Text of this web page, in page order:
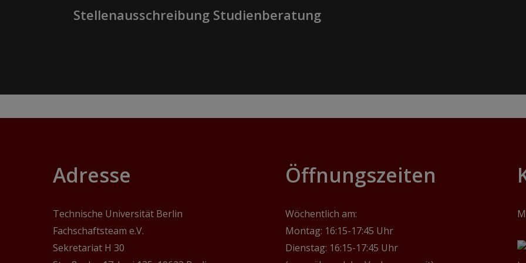
Stellenausschreibung Studienberatung
Adresse
Technische Universität Berlin
Fachschaftsteam e.V.
Sekretariat H 30
‎Öffnungszeiten
Wöchentlich am:
Montag: 16:15-17:45 Uhr
Dienstag: 16:15-17:45 Uhr